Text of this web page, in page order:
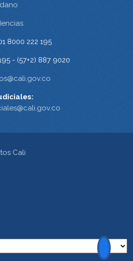
8000 222 195
- (57+2) 887 9020
Cali